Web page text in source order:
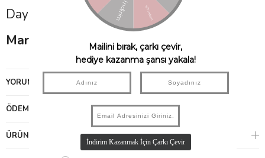
Dayanıklı,esnek, şık, eğlenceli ve güvenli !
Markanın Ait Olduğu Ülke : Amerika
YORUMLAR
ÖDEME SEÇENEKLERI
ÜRÜN ÖNERILERI